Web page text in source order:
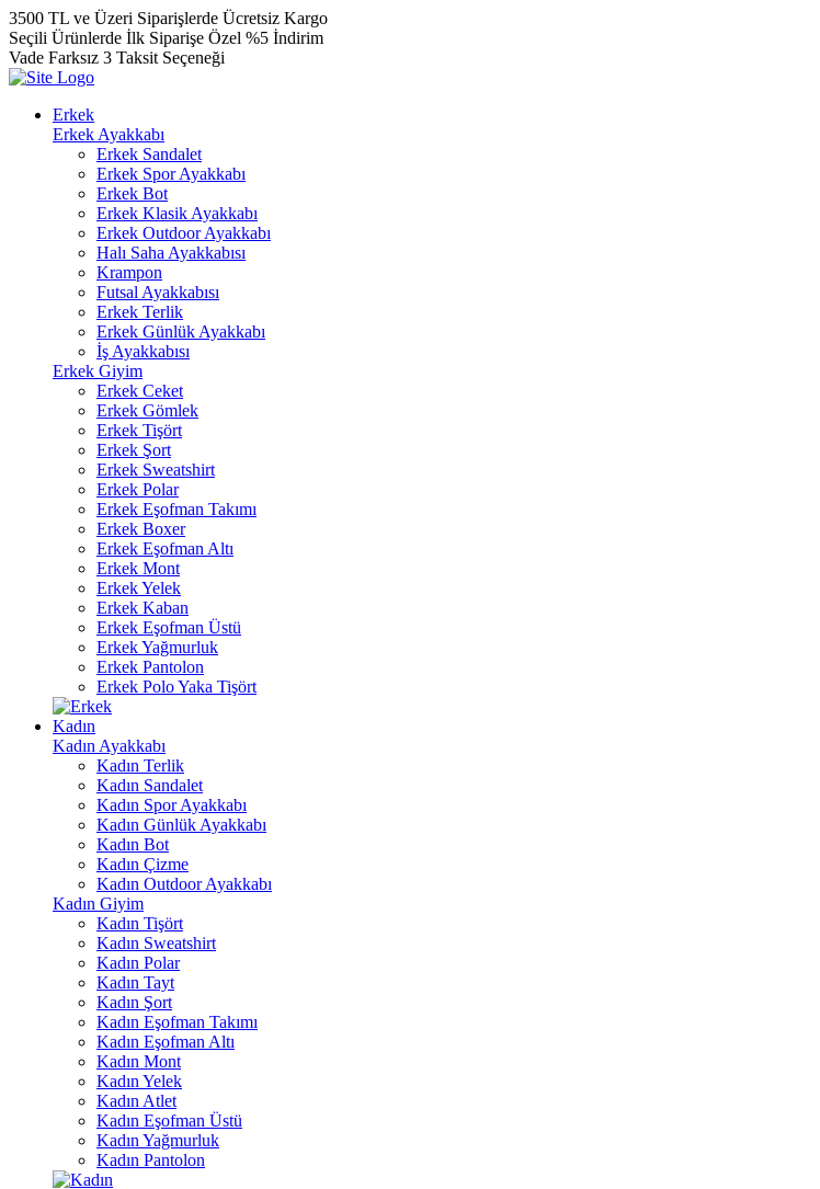
3500 TL ve Üzeri Siparişlerde Ücretsiz Kargo
Seçili Ürünlerde İlk Siparişe Özel %5 İndirim
Vade Farksız 3 Taksit Seçeneği
Erkek
Erkek Ayakkabı
Erkek Sandalet
Erkek Spor Ayakkabı
Erkek Bot
Erkek Klasik Ayakkabı
Erkek Outdoor Ayakkabı
Halı Saha Ayakkabısı
Krampon
Futsal Ayakkabısı
Erkek Terlik
Erkek Günlük Ayakkabı
İş Ayakkabısı
Erkek Giyim
Erkek Ceket
Erkek Gömlek
Erkek Tişört
Erkek Şort
Erkek Sweatshirt
Erkek Polar
Erkek Eşofman Takımı
Erkek Boxer
Erkek Eşofman Altı
Erkek Mont
Erkek Yelek
Erkek Kaban
Erkek Eşofman Üstü
Erkek Yağmurluk
Erkek Pantolon
Erkek Polo Yaka Tişört
Kadın
Kadın Ayakkabı
Kadın Terlik
Kadın Sandalet
Kadın Spor Ayakkabı
Kadın Günlük Ayakkabı
Kadın Bot
Kadın Çizme
Kadın Outdoor Ayakkabı
Kadın Giyim
Kadın Tişört
Kadın Sweatshirt
Kadın Polar
Kadın Tayt
Kadın Şort
Kadın Eşofman Takımı
Kadın Eşofman Altı
Kadın Mont
Kadın Yelek
Kadın Atlet
Kadın Eşofman Üstü
Kadın Yağmurluk
Kadın Pantolon